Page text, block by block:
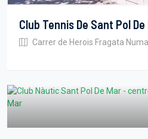
Club Tennis De Sant Pol De
Carrer de Herois Fragata